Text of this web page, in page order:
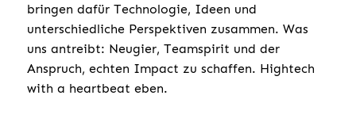
bringen dafür Technologie, Ideen und
unterschiedliche Perspektiven zusammen. Was
uns antreibt: Neugier, Teamspirit und der
Anspruch, echten Impact zu schaffen. Hightech
with a heartbeat eben.